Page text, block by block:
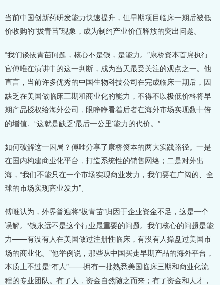
当前中国创新药研发能力快速提升，但早期项目临床一期后被低
价收购的“拔青苗”现象，成为制约产业价值释放的突出问题。
“我们谈拔青苗问题，核心不是钱，是能力。”康桥资本首席执行
官傅唯在演讲中的这一判断，成为当天最受关注的观点之一。他
直言，当前许多优秀的中国生物科技公司在完成临床一期后，因
缺乏在美国做临床三期和商业化的能力，不得不以极低价格将早
期产品授权给海外公司，眼睁睁看着后者在海外市场实现数十倍
的增值。“这就是缺乏‘最后一公里’能力的代价。”
如何破解这一困局？傅唯分享了康桥资本的两大实践路径。一是
在国内构建商业化平台，打造系统性的销售网络；二是对外出
海，“我们不能只在一个市场实现商业发力，我们要在广阔的、全
球的市场实现商业发力”。
傅唯认为，外界普遍将“拔青苗”归因于企业资金不足，这是一个
误解。“钱永远不是这个行业最重要的问题。我们核心的问题是能
力——有没有人在美国做过注册性临床，有没有人操盘过美国市
场的商业化。”他举例说，那些从中国买走早期产品的海外平台，
本质上不过是“有人”——拥有一批熟悉美国临床三期和商业化流
程的专业团队。有了人，资金自然随之而来；有了资金和人才，